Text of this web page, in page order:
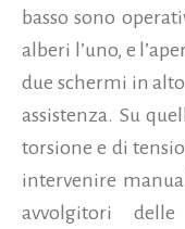
basso sono
alberi l’uno, e
due schermi in
assistenza. Su
torsione e di
intervenire
avvolgitori